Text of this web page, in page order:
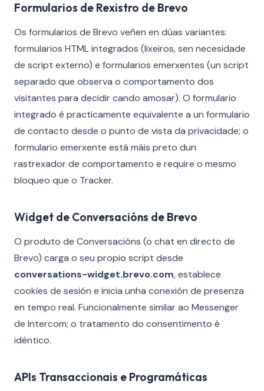
Formularios de Rexistro de Brevo
Os formularios de Brevo veñen en dúas variantes:
formularios HTML integrados (lixeiros, sen necesidade
de script externo) e formularios emerxentes (un script
separado que observa o comportamento dos
visitantes para decidir cando amosar). O formulario
integrado é practicamente equivalente a un formulario
de contacto desde o punto de vista da privacidade; o
formulario emerxente está máis preto dun
rastrexador de comportamento e require o mesmo
bloqueo que o Tracker.
Widget de Conversacións de Brevo
O produto de Conversacións (o chat en directo de
Brevo) carga o seu propio script desde
conversations-widget.brevo.com, establece
cookies de sesión e inicia unha conexión de presenza
en tempo real. Funcionalmente similar ao Messenger
de Intercom; o tratamento do consentimento é
idéntico.
APIs Transaccionais e Programáticas